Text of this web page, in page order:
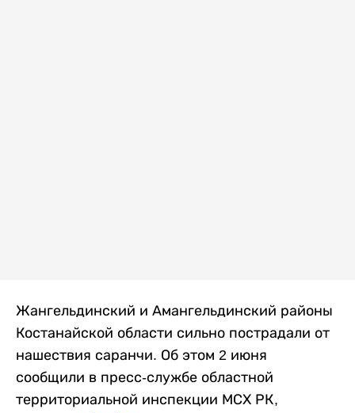
Жангельдинский и Амангельдинский районы
Костанайской области сильно пострадали от
нашествия саранчи. Об этом 2 июня
сообщили в пресс-службе областной
территориальной инспекции МСХ РК,